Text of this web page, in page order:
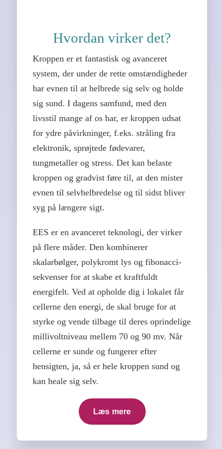
Hvordan virker det?
Kroppen er et fantastisk og avanceret
system, der under de rette omstændigheder
har evnen til at helbrede sig selv og holde
sig sund. I dagens samfund, med den
livsstil mange af os har, er kroppen udsat
for ydre påvirkninger, f.eks. stråling fra
elektronik, sprøjtede fødevarer,
tungmetaller og stress. Det kan belaste
kroppen og gradvist føre til, at den mister
evnen til selvhelbredelse og til sidst bliver
syg på længere sigt.
EES er en avanceret teknologi, der virker
på flere måder. Den kombinerer
skalarbølger, polykromt lys og fibonacci-
sekvenser for at skabe et kraftfuldt
energifelt. Ved at opholde dig i lokalet får
cellerne den energi, de skal bruge for at
styrke og vende tilbage til deres oprindelige
millivoltniveau mellem 70 og 90 mv. Når
cellerne er sunde og fungerer efter
hensigten, ja, så er hele kroppen sund og
kan heale sig selv.
Læs mere